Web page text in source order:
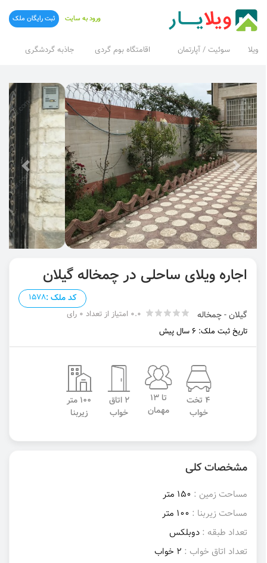
ویلا سوئیت / آپارتمان اقامتگاه بوم گردی جاذبه گردشگری
ورود به سایت ثبت رایگان ملک
اجاره ویلای ساحلی در چمخاله گیلان
کد ملک :1578
گیلان - چمخاله
0.0 امتیاز از تعداد 0 رای
تاریخ ثبت ملک: 6 سال پیش
4 تخت
خواب
تا 13
مهمان
2 اتاق
خواب
100 متر
زیربنا
مشخصات کلی
مساحت زمین : 150 متر
مساحت زیربنا : 100 متر
تعداد طبقه : دوبلکس
تعداد اتاق خواب : 2 خواب